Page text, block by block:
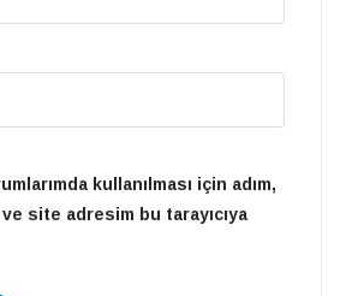
kullanılması için adım,
site adresim bu tarayıcıya